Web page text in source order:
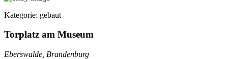
Kategorie: gebaut
Torplatz am Museum
Eberswalde, Brandenburg